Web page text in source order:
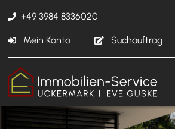
+49 3984 8336020
Mein Konto Suchauftrag